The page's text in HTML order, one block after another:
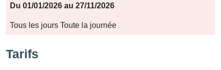
Période
Jours
Du 01/01/2026 au 27/11/2026
Tous les jours Toute la journée
Tarifs